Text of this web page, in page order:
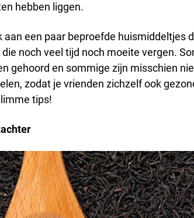
hebben liggen.
aan een paar beproefde huismiddeltjes
noch veel tijd noch moeite vergen.
gehoord en sommige zijn misschien
zodat je vrienden zichzelf ook
tips!